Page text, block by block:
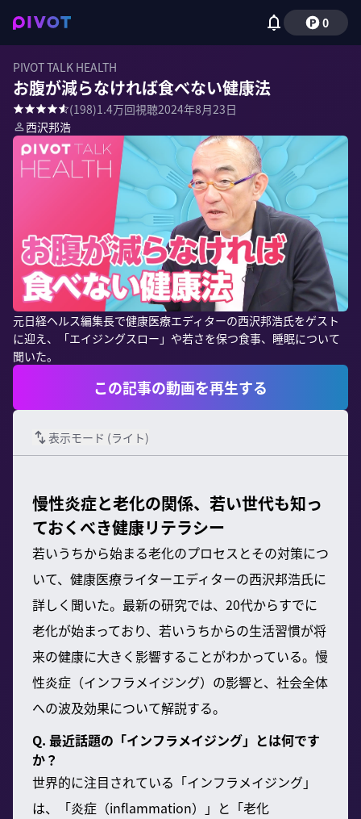
0
PIVOT TALK HEALTH
お腹が減らなければ食べない健康法
(198)1.4万回視聴2024年8月23日
西沢邦浩
元日経ヘルス編集長で健康医療エディターの西沢邦浩氏をゲスト
に迎え、「エイジングスロー」や若さを保つ食事、睡眠について
聞いた。
この記事の動画を再生する
表示モード (ライト)
慢性炎症と老化の関係、若い世代も知っ
ておくべき健康リテラシー
若いうちから始まる老化のプロセスとその対策につ
いて、健康医療ライターエディターの西沢邦浩氏に
詳しく聞いた。最新の研究では、20代からすでに
老化が始まっており、若いうちからの生活習慣が将
来の健康に大きく影響することがわかっている。慢
性炎症（インフラメイジング）の影響と、社会全体
への波及効果について解説する。
Q. 最近話題の「インフラメイジング」とは何です
か？
世界的に注目されている「インフラメイジング」
は、「炎症（inflammation）」と「老化